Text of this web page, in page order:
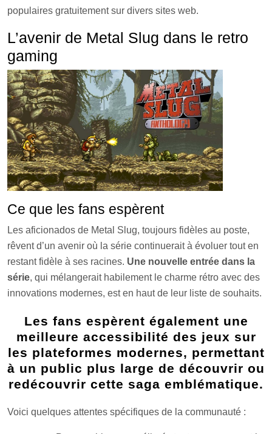
populaires gratuitement sur divers sites web.
L’avenir de Metal Slug dans le retro
gaming
Ce que les fans espèrent
Les aficionados de Metal Slug, toujours fidèles au poste,
rêvent d’un avenir où la série continuerait à évoluer tout en
restant fidèle à ses racines. Une nouvelle entrée dans la
série, qui mélangerait habilement le charme rétro avec des
innovations modernes, est en haut de leur liste de souhaits.
Les fans espèrent également une
meilleure accessibilité des jeux sur
les plateformes modernes, permettant
à un public plus large de découvrir ou
redécouvrir cette saga emblématique.
Voici quelques attentes spécifiques de la communauté :